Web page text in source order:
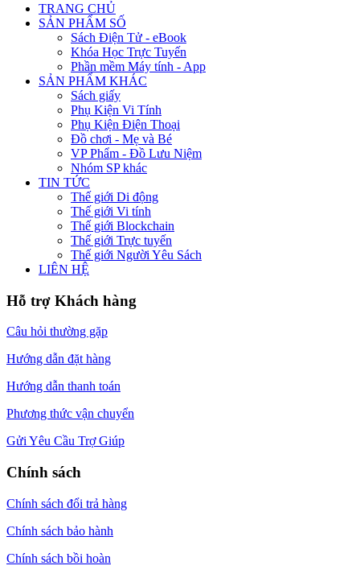
TRANG CHỦ
SẢN PHẨM SỐ
Sách Điện Tử - eBook
Khóa Học Trực Tuyến
Phần mềm Máy tính - App
SẢN PHẨM KHÁC
Sách giấy
Phụ Kiện Vi Tính
Phụ Kiện Điện Thoại
Đồ chơi - Mẹ và Bé
VP Phẩm - Đồ Lưu Niệm
Nhóm SP khác
TIN TỨC
Thế giới Di động
Thế giới Vi tính
Thế giới Blockchain
Thế giới Trực tuyến
Thế giới Người Yêu Sách
LIÊN HỆ
Hỗ trợ Khách hàng
Câu hỏi thường gặp
Hướng dẫn đặt hàng
Hướng dẫn thanh toán
Phương thức vận chuyển
Gửi Yêu Cầu Trợ Giúp
Chính sách
Chính sách đổi trả hàng
Chính sách bảo hành
Chính sách bồi hoàn